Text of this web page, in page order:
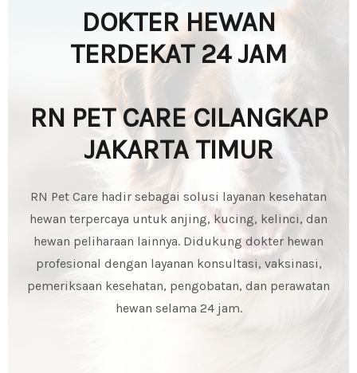
DOKTER HEWAN
TERDEKAT 24 JAM
RN PET CARE CILANGKAP
JAKARTA TIMUR
RN Pet Care hadir sebagai solusi layanan kesehatan
hewan terpercaya untuk anjing, kucing, kelinci, dan
hewan peliharaan lainnya. Didukung dokter hewan
profesional dengan layanan konsultasi, vaksinasi,
pemeriksaan kesehatan, pengobatan, dan perawatan
hewan selama 24 jam.